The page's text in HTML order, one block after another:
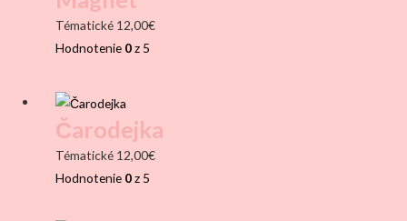
Tématické 12,00€
Hodnotenie 0z 5
Čarodejka
Tématické 12,00€
Hodnotenie 0z 5